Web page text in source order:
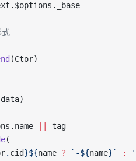
式
(Ctor)
tag
(
. cid}${name ? `-${name}` :